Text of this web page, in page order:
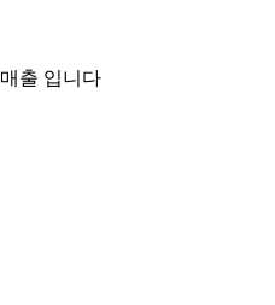
매출 입니다